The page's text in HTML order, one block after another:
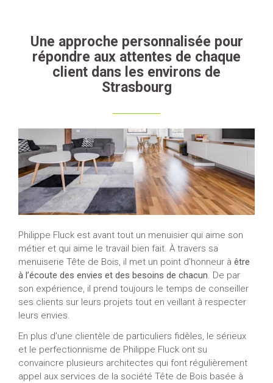
Une approche personnalisée pour
répondre aux attentes de chaque
client dans les environs de
Strasbourg
Philippe Fluck est avant tout un menuisier qui aime son
métier et qui aime le travail bien fait. À travers sa
menuiserie Tête de Bois, il met un point d’honneur à être
à l’écoute des envies et des besoins de chacun. De par
son expérience, il prend toujours le temps de conseiller
ses clients sur leurs projets tout en veillant à respecter
leurs envies.
En plus d’une clientèle de particuliers fidèles, le sérieux
et le perfectionnisme de Philippe Fluck ont su
convaincre plusieurs architectes qui font régulièrement
appel aux services de la société Tête de Bois basée à